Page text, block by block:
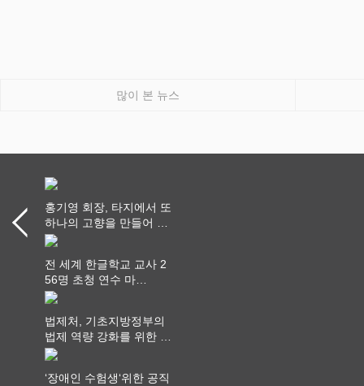
많이 본 뉴스
홍기영 회장, 타지에서 또
하나의 고향을 만들어 가
다
전 세계 한글학교 교사 2
56명 초청 연수 마
쳐...“수업은 더 깊게, 교
법제처, 기초지방정부의
법제 역량 강화를 위한 전
라권 현장설명회 개최
‘장애인 수험생‘위한 공직